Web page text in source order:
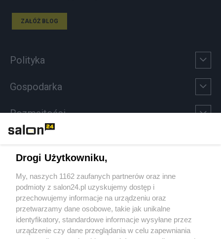
ZAŁÓŻ BLOG
Polityka
Gospodarka
Rozmaitości
Sport
Społeczeństwo
Kultura
Drogi Użytkowniku,
My, naszych 1162 zaufanych partnerów oraz inne
podmioty z salon24.pl uzyskujemy dostęp i
przechowujemy informacje na urządzeniu oraz
przetwarzamy dane osobowe, takie jak unikalne
identyfikatory, standardowe informacje wysyłane przez
urządzenie czy dane przeglądania w celu zapewniania